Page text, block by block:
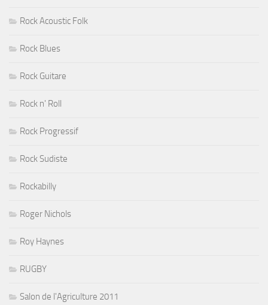
Rock Acoustic Folk
Rock Blues
Rock Guitare
Rock n' Roll
Rock Progressif
Rock Sudiste
Rockabilly
Roger Nichols
Roy Haynes
RUGBY
Salon de l'Agriculture 2011